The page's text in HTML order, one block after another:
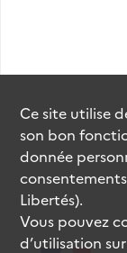
Ce site utilise
son bon
donnée
Libertés).
Vous pouvez
d’utilisation